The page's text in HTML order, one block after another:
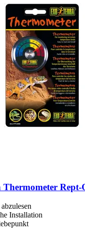
Thermometer Rept-​
Installation